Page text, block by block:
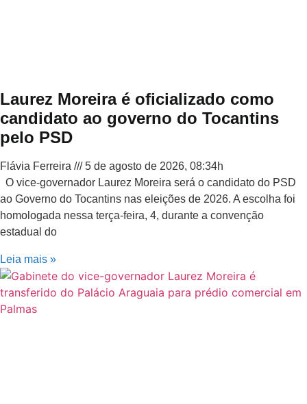
Laurez Moreira é oficializado como
candidato ao governo do Tocantins
pelo PSD
Flávia Ferreira
5 de agosto de 2026, 08:34h
O vice-governador Laurez Moreira será o candidato do PSD
ao Governo do Tocantins nas eleições de 2026. A escolha foi
homologada nessa terça-feira, 4, durante a convenção
estadual do
Leia mais »